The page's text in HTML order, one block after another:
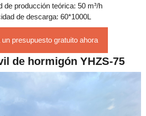
de producción teórica: 50 m³/h
de descarga: 60*1000L
presupuesto gratuito ahora
de hormigón YHZS-75